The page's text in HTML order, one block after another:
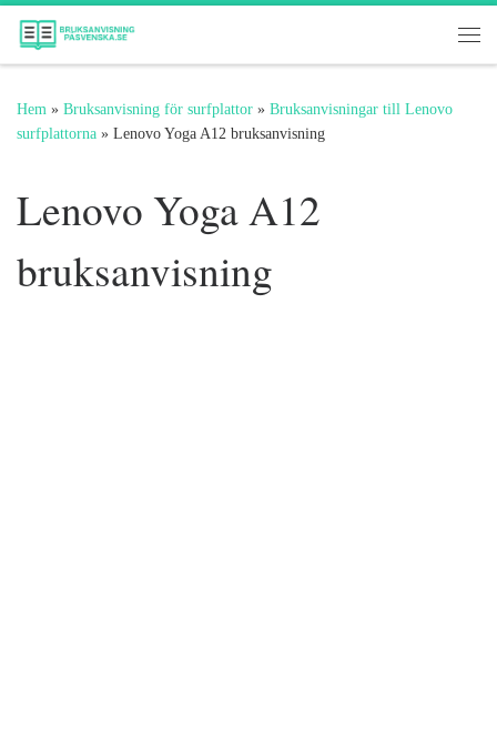
Hoppa till innehåll
Hem » Bruksanvisning för surfplattor » Bruksanvisningar till Lenovo
surfplattorna » Lenovo Yoga A12 bruksanvisning
Lenovo Yoga A12
bruksanvisning